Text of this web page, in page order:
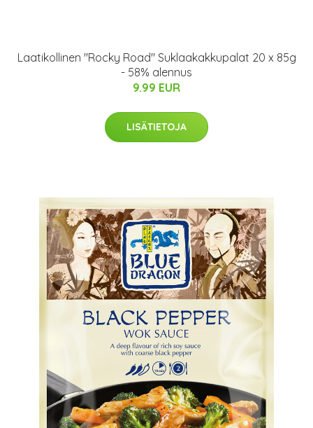
Laatikollinen "Rocky Road" Suklaakakkupalat 20 x 85g
- 58% alennus
9.99 EUR
LISÄTIETOJA